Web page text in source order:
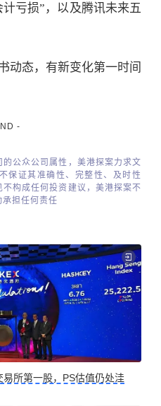
计亏损”，以及腾讯未来五
动态，有新变化第一时间
-
公众公司属性，美港探案力求文
保证其准确性、完整性、及时性
构成任何投资建议， 美港探案不
担任何责任
所第一股，PS估值仍处洼